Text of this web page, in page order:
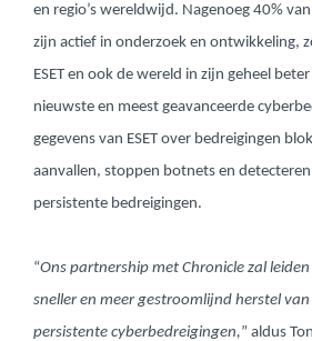
en regio’s wereldwijd. Nagenoeg 40% van
zijn actief in onderzoek en ontwikkeling,
ESET en ook de wereld in zijn geheel
nieuwste en meest geavanceerde
gegevens van ESET over bedreigingen
aanvallen, stoppen botnets en
persistente bedreigingen.
“Ons partnership met Chronicle zal
sneller en meer gestroomlijnd herstel
persistente cyberbedreigingen,” aldus